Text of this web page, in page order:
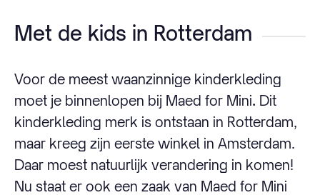
Met de kids in Rotterdam
Voor de meest waanzinnige kinderkleding
moet je binnenlopen bij Maed for Mini. Dit
kinderkleding merk is ontstaan in Rotterdam,
maar kreeg zijn eerste winkel in Amsterdam.
Daar moest natuurlijk verandering in komen!
Nu staat er ook een zaak van Maed for Mini